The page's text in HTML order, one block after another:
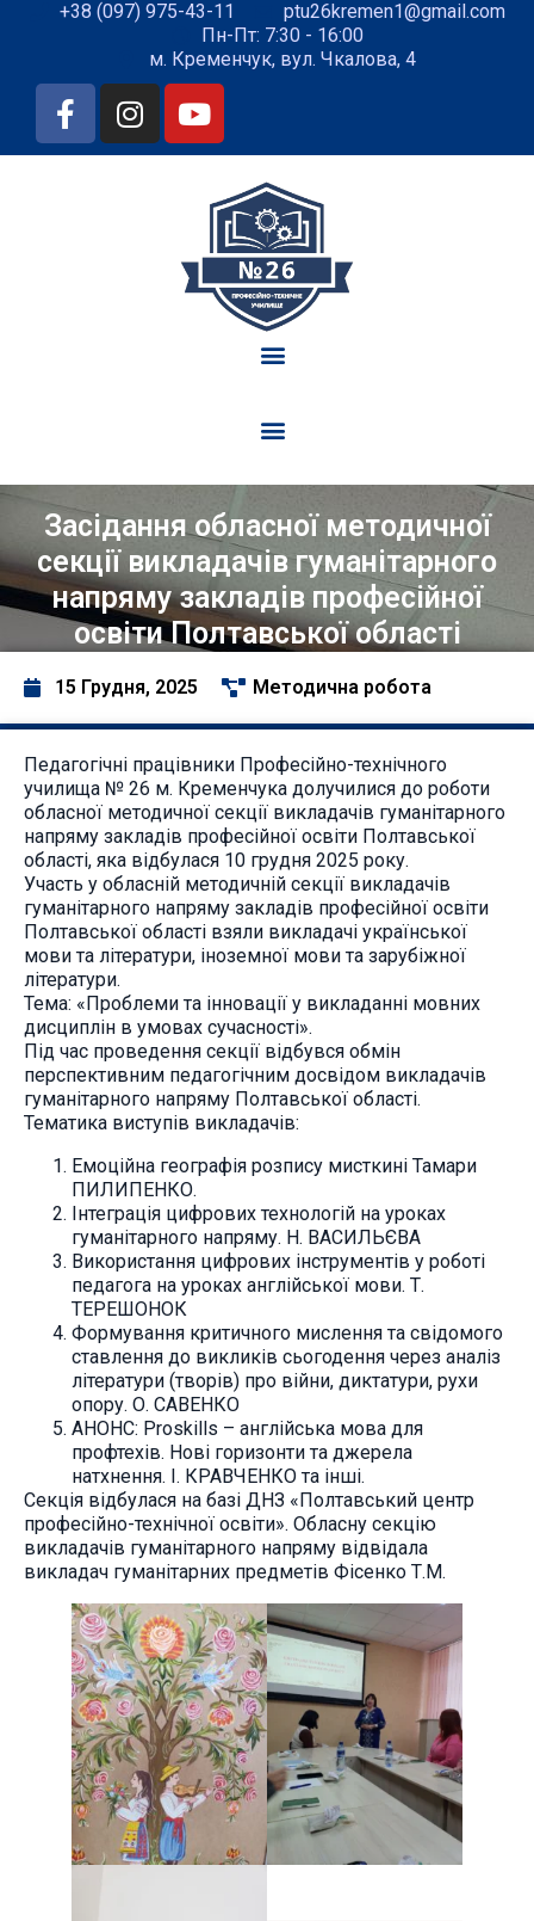
+38 (097) 975-43-11
ptu26kremen1@gmail.com
Пн-Пт: 7:30 - 16:00
м. Кременчук, вул. Чкалова, 4
Засідання обласної методичної
секції викладачів гуманітарного
напряму закладів професійної
освіти Полтавської області
15 Грудня, 2025 Методична робота
Педагогічні працівники Професійно-технічного
училища № 26 м. Кременчука долучилися до роботи
обласної методичної секції викладачів гуманітарного
напряму закладів професійної освіти Полтавської
області, яка відбулася 10 грудня 2025 року.
Участь у обласній методичній секції викладачів
гуманітарного напряму закладів професійної освіти
Полтавської області взяли викладачі української
мови та літератури, іноземної мови та зарубіжної
літератури.
Тема: «Проблеми та інновації у викладанні мовних
дисциплін в умовах сучасності».
Під час проведення секції відбувся обмін
перспективним педагогічним досвідом викладачів
гуманітарного напряму Полтавської області.
Тематика виступів викладачів:
Емоційна географія розпису мисткині Тамари
ПИЛИПЕНКО.
Інтеграція цифрових технологій на уроках
гуманітарного напряму. Н. ВАСИЛЬЄВА
Використання цифрових інструментів у роботі
педагога на уроках англійської мови. Т.
ТЕРЕШОНОК
Формування критичного мислення та свідомого
ставлення до викликів сьогодення через аналіз
літератури (творів) про війни, диктатури, рухи
опору. О. САВЕНКО
АНОНС: Proskills – англійська мова для
профтехів. Нові горизонти та джерела
натхнення. І. КРАВЧЕНКО та інші.
Секція відбулася на базі ДНЗ «Полтавський центр
професійно-технічної освіти». Обласну секцію
викладачів гуманітарного напряму відвідала
викладач гуманітарних предметів Фісенко Т.М.